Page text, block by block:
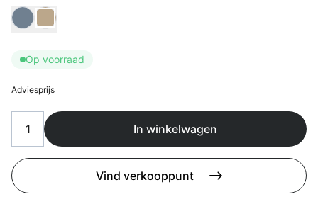
Flagship stores
Contact
3D modellen
Support
Nieuws
Events
Kies Bladkleur
Op voorraad
Adviesprijs
In winkelwagen
Vind verkooppunt